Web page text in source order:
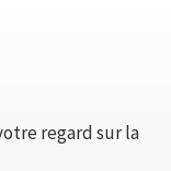
regard sur la